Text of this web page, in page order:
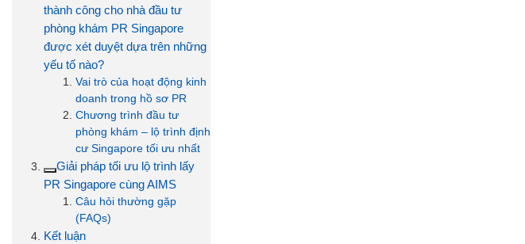
thành công cho nhà đầu tư
phòng khám PR Singapore
được xét duyệt dựa trên những
yếu tố nào?
Vai trò của hoạt động kinh
doanh trong hồ sơ PR
Chương trình đầu tư
phòng khám – lộ trình định
cư Singapore tối ưu nhất
Giải pháp tối ưu lộ trình lấy
PR Singapore cùng AIMS
Câu hỏi thường gặp
(FAQs)
Kết luận